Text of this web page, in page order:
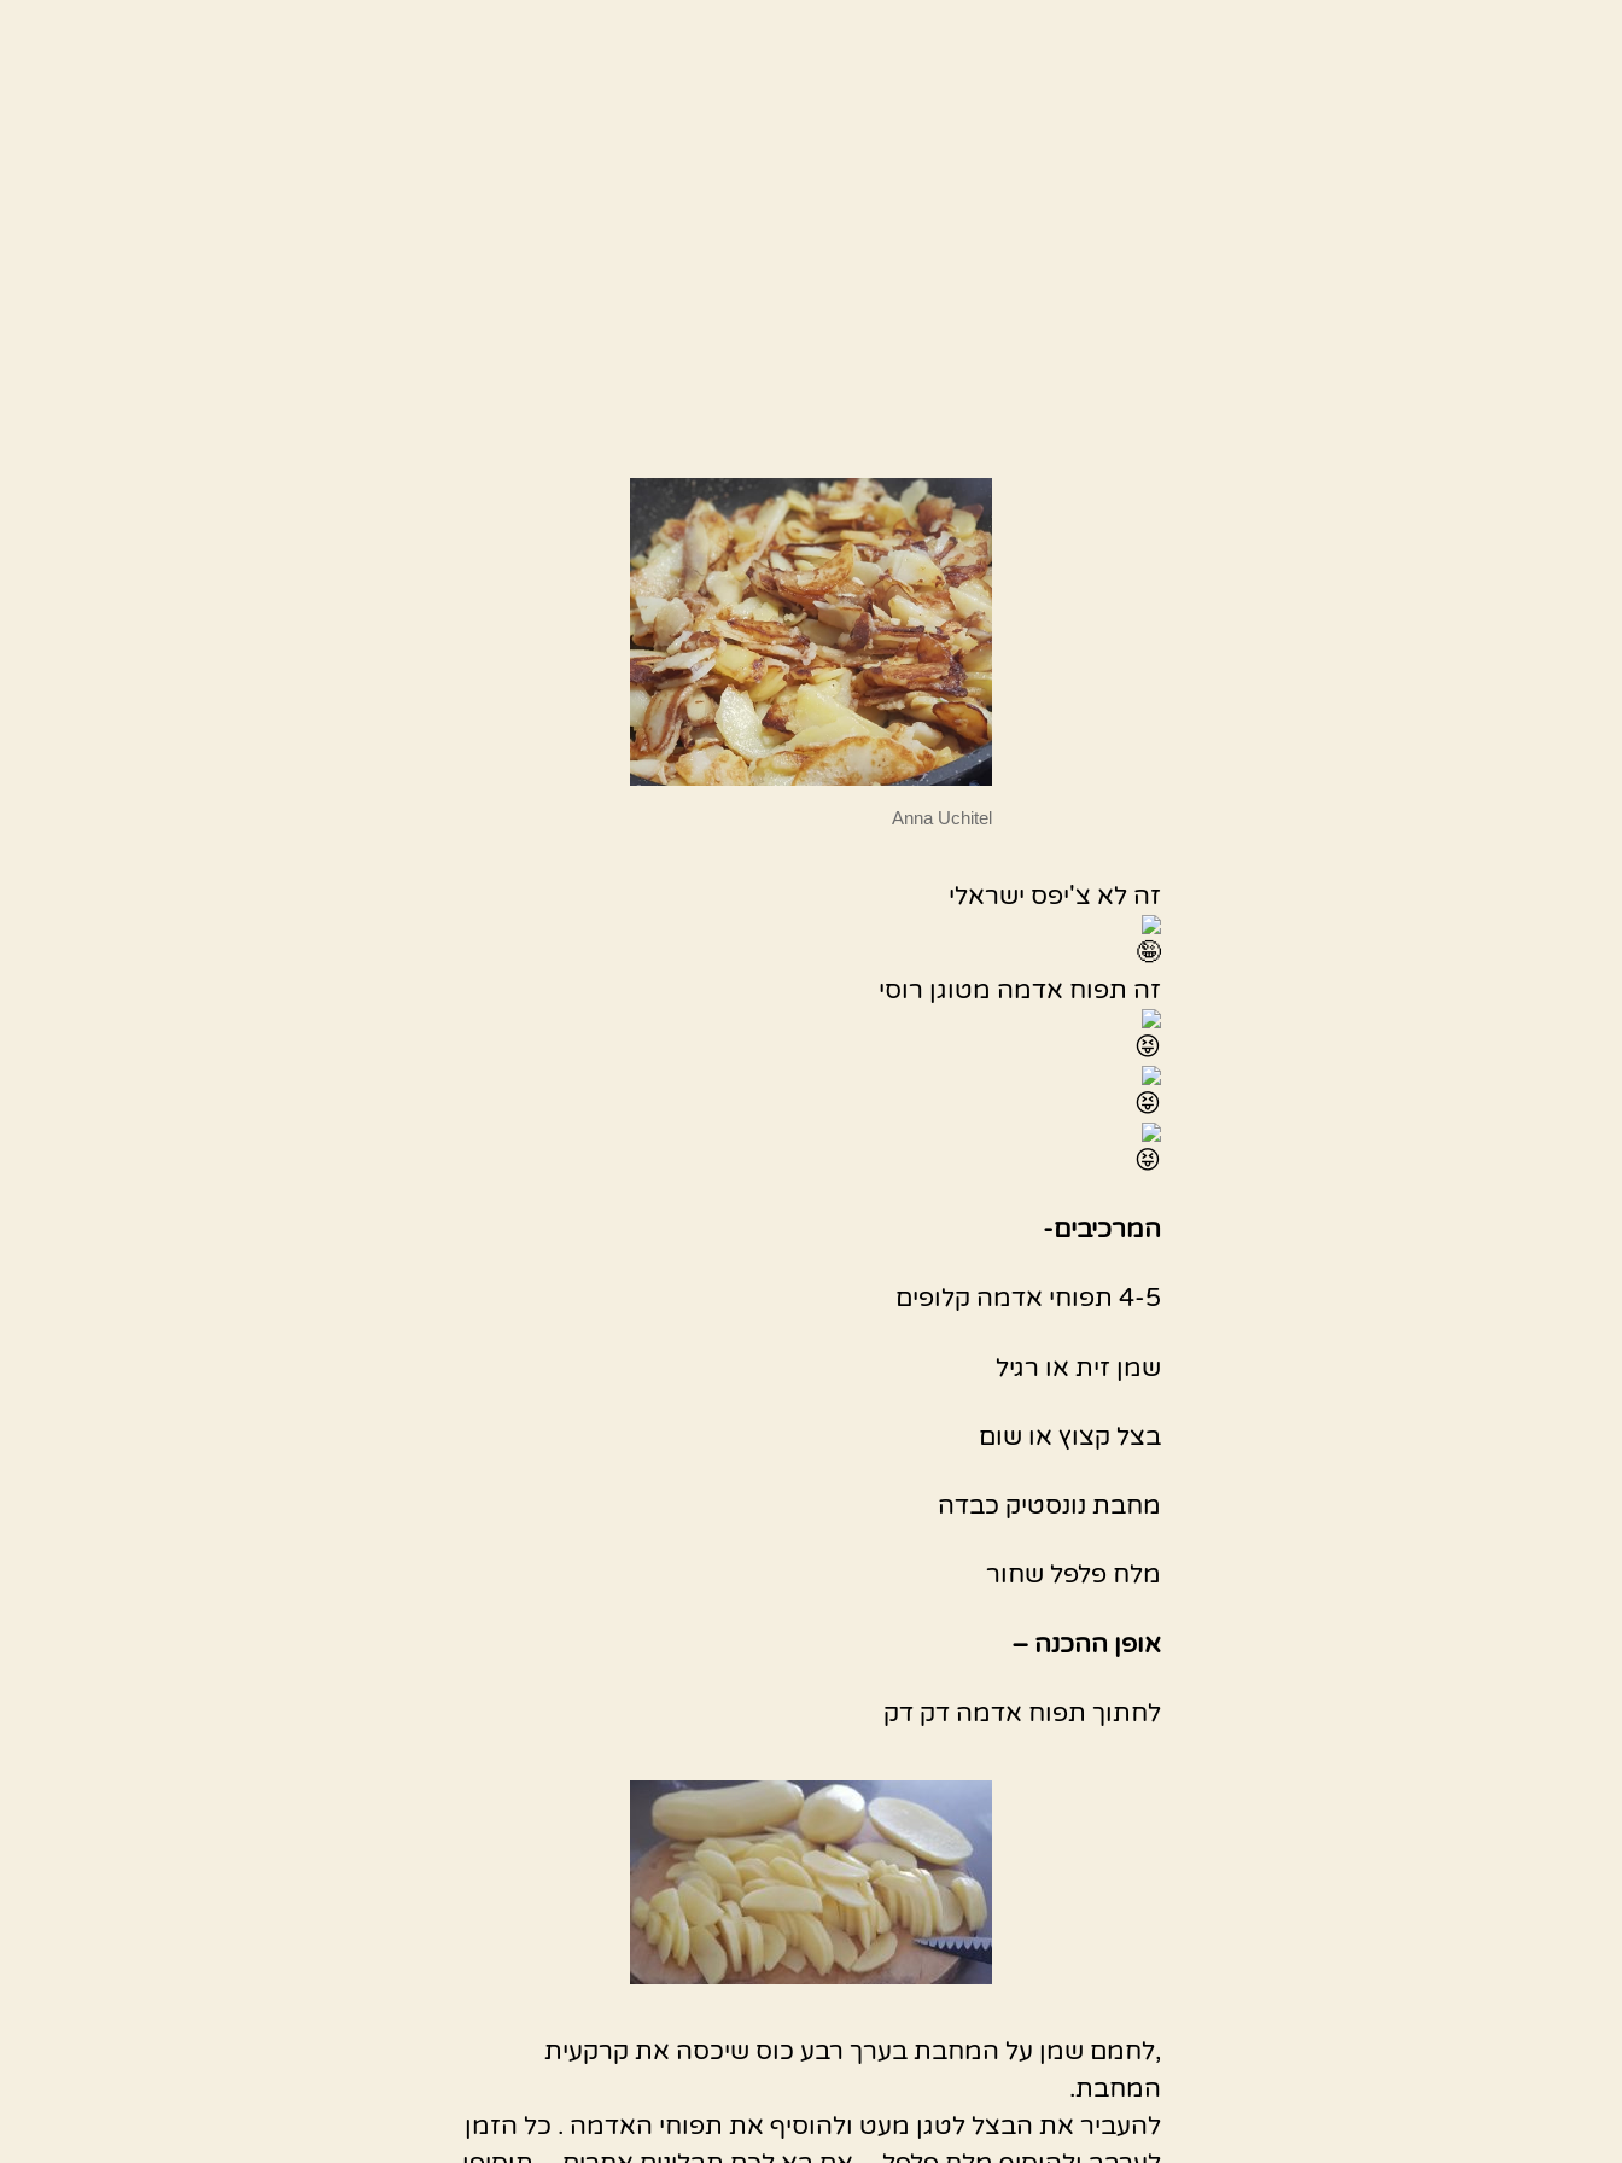
Anna Uchitel
זה לא צ'יפס ישראלי
זה תפוח אדמה מטוגן רוסי
המרכיבים-
4-5 תפוחי אדמה קלופים
שמן זית או רגיל
בצל קצוץ או שום
מחבת נונסטיק כבדה
מלח פלפל שחור
אופן ההכנה –
לחתוך תפוח אדמה דק דק
,לחמם שמן על המחבת בערך רבע כוס שיכסה את קרקעית
המחבת.
להעביר את הבצל לטגן מעט ולהוסיף את תפוחי האדמה . כל הזמן